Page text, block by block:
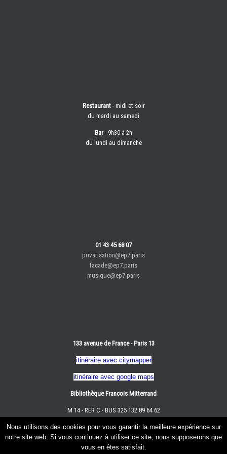
Restaurant- midi et soir
du mardi au samedi
Bar- 9h30 à 2h
du lundi au dimanche
01 43 45 68 07
privatisation@ep7.paris
facade@ep7.paris
musique@ep7.paris
133 avenue de France - Paris 13
itinéraire avec citymapper
itinéraire avec google maps
Bibliothèque Francois Mitterrand
M 14 - RER C - BUS 325 132 89 64 62
Nous utilisons des cookies pour vous garantir la meilleure expérience sur
notre site web. Si vous continuez à utiliser ce site, nous supposerons que
vous en êtes satisfait.